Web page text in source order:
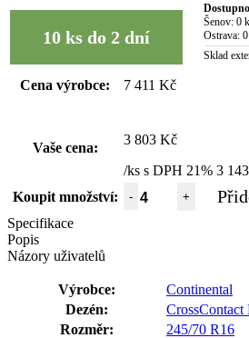
10 ks do 2 dní
Šenov: 0
Ostrava:
Sklad
Cena výrobce: 7 411 Kč
Vaše cena:
3 803 Kč
/ks s DPH 21% 3
Koupit množství:
- +
Specifikace
Popis
Názory uživatelů
Výrobce:
Continental
Dezén:
Rozměr:
245/70 R16